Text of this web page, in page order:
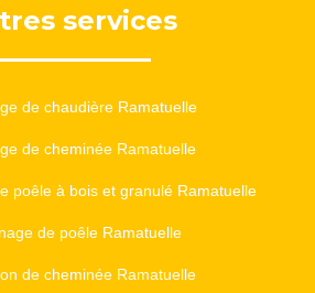
services
de chaudière Ramatuelle
de cheminée Ramatuelle
poêle à bois et granulé Ramatuelle
de poêle Ramatuelle
de cheminée Ramatuelle